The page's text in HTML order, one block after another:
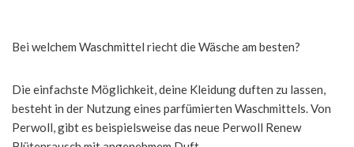
Bei welchem Waschmittel riecht die Wäsche am besten?
Die einfachste Möglichkeit, deine Kleidung duften zu lassen,
besteht in der Nutzung eines parfümierten Waschmittels. Von
Perwoll, gibt es beispielsweise das neue Perwoll Renew